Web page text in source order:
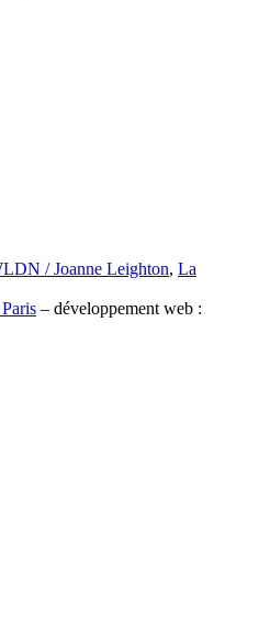
/ Joanne Leighton, La
– développement web :